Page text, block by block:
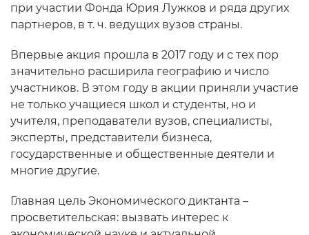
при участии Фонда Юрия Лужков и ряда других
партнеров, в т. ч. ведущих вузов страны.
Впервые акция прошла в 2017 году и с тех пор
значительно расширила географию и число
участников. В этом году в акции приняли участие
не только учащиеся школ и студенты, но и
учителя, преподаватели вузов, специалисты,
эксперты, представители бизнеса,
государственные и общественные деятели и
многие другие.
Главная цель Экономического диктанта –
просветительская: вызвать интерес к